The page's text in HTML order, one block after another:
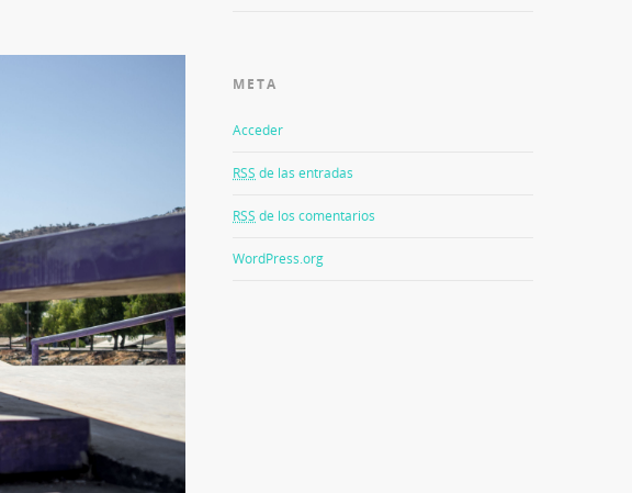
META
Acceder
RSS de las entradas
RSS de los comentarios
WordPress.org